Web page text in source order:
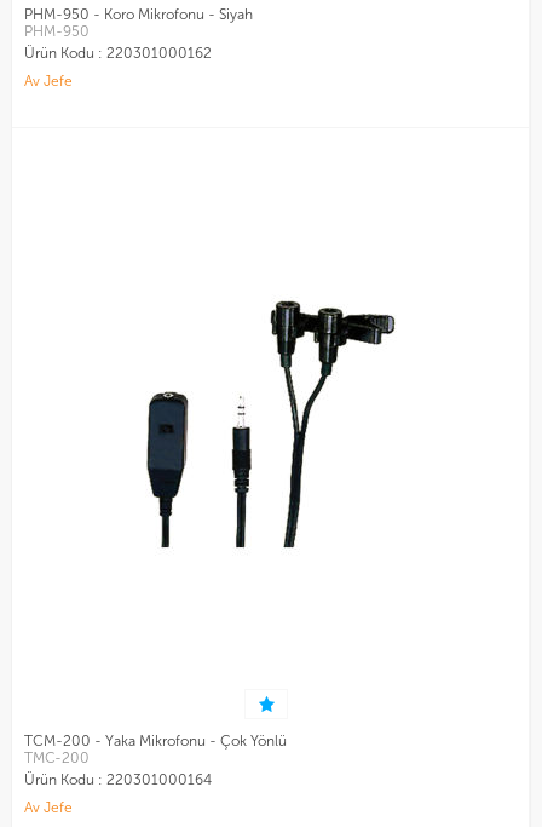
PHM-950 - Koro Mikrofonu - Siyah
PHM-950
Ürün Kodu : 220301000162
Av Jefe
TCM-200 - Yaka Mikrofonu - Çok Yönlü
TMC-200
Ürün Kodu : 220301000164
Av Jefe